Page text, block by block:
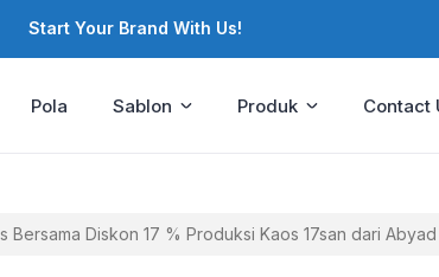
Start Your Brand With Us!
Pola Sablon Produk Contact
Bersama Diskon 17 % Produksi Kaos 17san dari